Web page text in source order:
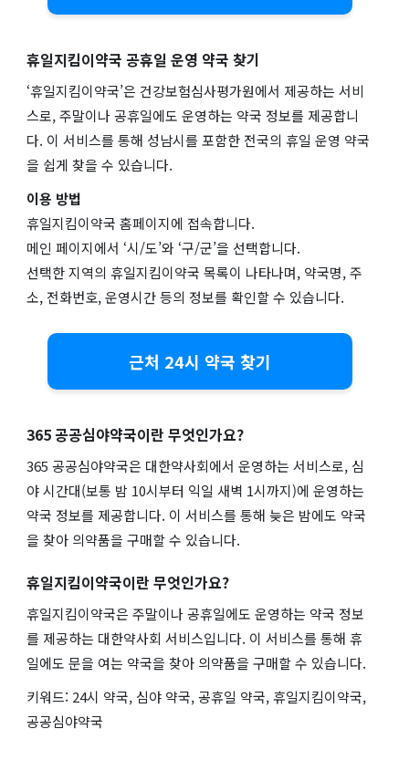
휴일지킴이약국 공휴일 운영 약국 찾기
‘휴일지킴이약국’은 건강보험심사평가원에서 제공하는 서비
스로, 주말이나 공휴일에도 운영하는 약국 정보를 제공합니
다. 이 서비스를 통해 성남시를 포함한 전국의 휴일 운영 약국
을 쉽게 찾을 수 있습니다.
이용 방법
휴일지킴이약국 홈페이지에 접속합니다.
메인 페이지에서 ‘시/도’와 ‘구/군’을 선택합니다.
선택한 지역의 휴일지킴이약국 목록이 나타나며, 약국명, 주
소, 전화번호, 운영시간 등의 정보를 확인할 수 있습니다.
근처 24시 약국 찾기
365 공공심야약국이란 무엇인가요?
365 공공심야약국은 대한약사회에서 운영하는 서비스로, 심
야 시간대(보통 밤 10시부터 익일 새벽 1시까지)에 운영하는
약국 정보를 제공합니다. 이 서비스를 통해 늦은 밤에도 약국
을 찾아 의약품을 구매할 수 있습니다.
휴일지킴이약국이란 무엇인가요?
휴일지킴이약국은 주말이나 공휴일에도 운영하는 약국 정보
를 제공하는 대한약사회 서비스입니다. 이 서비스를 통해 휴
일에도 문을 여는 약국을 찾아 의약품을 구매할 수 있습니다.
키워드: 24시 약국, 심야 약국, 공휴일 약국, 휴일지킴이약국,
공공심야약국